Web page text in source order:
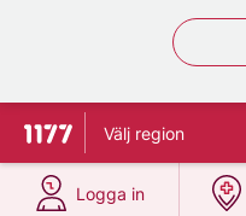
Till startsidan för 1177
Välj region
Logga in
på 1177.se